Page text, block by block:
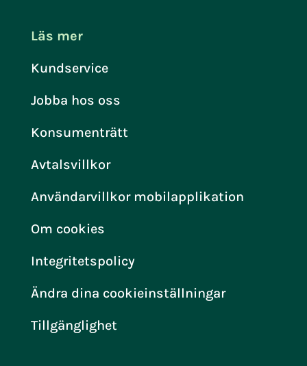
Läs mer
Kundservice
Jobba hos oss
Konsumenträtt
Avtalsvillkor
Användarvillkor mobilapplikation
Om cookies
Integritetspolicy
Ändra dina cookieinställningar
Tillgänglighet